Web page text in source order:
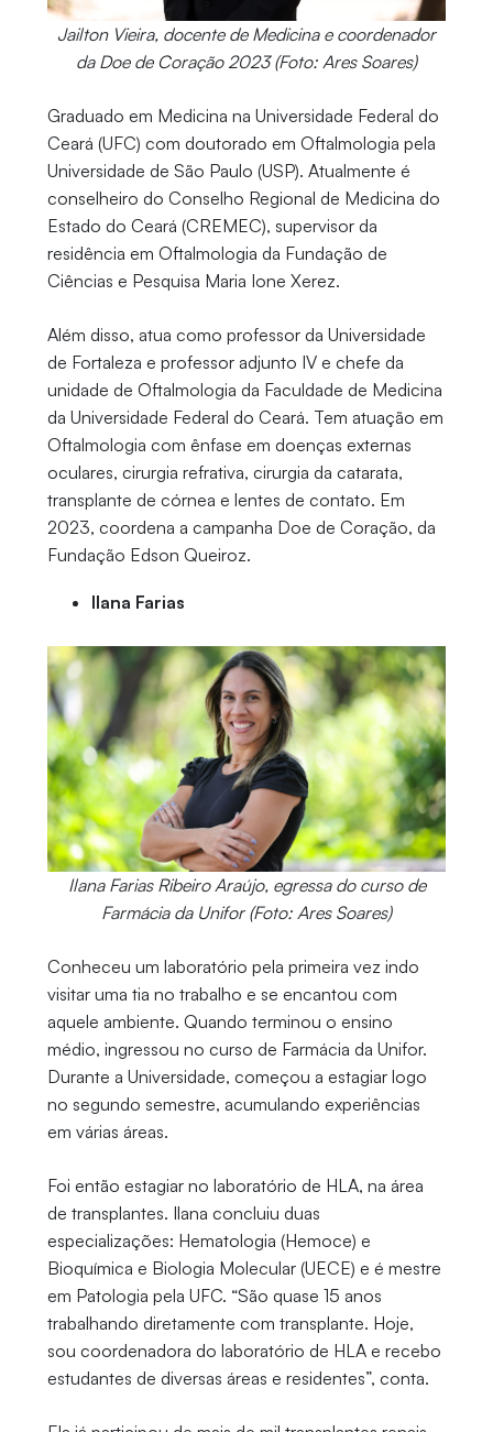
Jailton Vieira, docente de Medicina e coordenador
da Doe de Coração 2023 (Foto: Ares Soares)
Graduado em Medicina na Universidade Federal do
Ceará (UFC) com doutorado em Oftalmologia pela
Universidade de São Paulo (USP). Atualmente é
conselheiro do Conselho Regional de Medicina do
Estado do Ceará (CREMEC), supervisor da
residência em Oftalmologia da Fundação de
Ciências e Pesquisa Maria Ione Xerez.
Além disso, atua como professor da Universidade
de Fortaleza e professor adjunto IV e chefe da
unidade de Oftalmologia da Faculdade de Medicina
da Universidade Federal do Ceará. Tem atuação em
Oftalmologia com ênfase em doenças externas
oculares, cirurgia refrativa, cirurgia da catarata,
transplante de córnea e lentes de contato. Em
2023, coordena a campanha Doe de Coração, da
Fundação Edson Queiroz.
Ilana Farias
Ilana Farias Ribeiro Araújo, egressa do curso de
Farmácia da Unifor (Foto: Ares Soares)
Conheceu um laboratório pela primeira vez indo
visitar uma tia no trabalho e se encantou com
aquele ambiente. Quando terminou o ensino
médio, ingressou no curso de Farmácia da Unifor.
Durante a Universidade, começou a estagiar logo
no segundo semestre, acumulando experiências
em várias áreas.
Foi então estagiar no laboratório de HLA, na área
de transplantes. Ilana concluiu duas
especializações: Hematologia (Hemoce) e
Bioquímica e Biologia Molecular (UECE) e é mestre
em Patologia pela UFC. “São quase 15 anos
trabalhando diretamente com transplante. Hoje,
sou coordenadora do laboratório de HLA e recebo
estudantes de diversas áreas e residentes”, conta.